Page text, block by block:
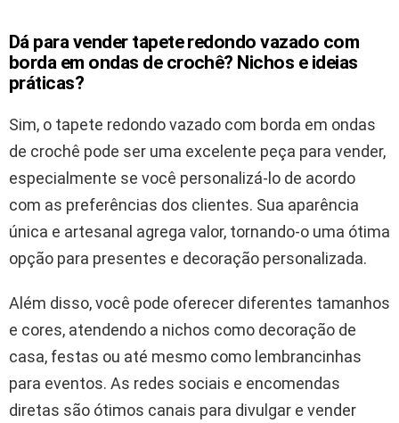
Dá para vender tapete redondo vazado com
borda em ondas de crochê? Nichos e ideias
práticas?
Sim, o tapete redondo vazado com borda em ondas
de crochê pode ser uma excelente peça para vender,
especialmente se você personalizá-lo de acordo
com as preferências dos clientes. Sua aparência
única e artesanal agrega valor, tornando-o uma ótima
opção para presentes e decoração personalizada.
Além disso, você pode oferecer diferentes tamanhos
e cores, atendendo a nichos como decoração de
casa, festas ou até mesmo como lembrancinhas
para eventos. As redes sociais e encomendas
diretas são ótimos canais para divulgar e vender